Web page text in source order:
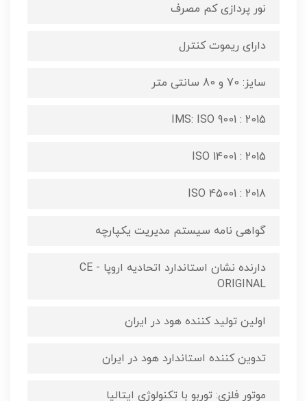
نور پردازی کم مصرف
دارای ریموت کنترل
سایز: 70 و 80 سانتی متر
IMS: ISO 9001 : 2015
ISO 14001 : 2015
ISO 45001 : 2018
گواهی نامه سیستم مدیریت یکپارچه
دارنده نشان استاندارد اتحادیه اروپا CE -
ORIGINAL
اولین تولید کننده هود در ایران
تدوین کننده استاندارد هود در ایران
موتور فلزی: توربو با تکنولوژی ایتالیا